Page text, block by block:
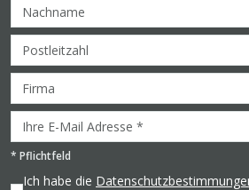
* Pflichtfeld
Ich habe die